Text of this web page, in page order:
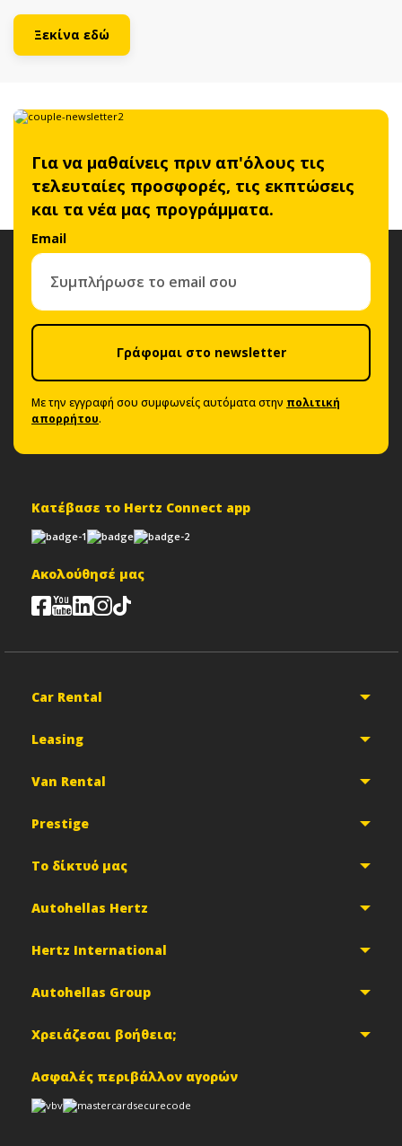
Ξεκίνα εδώ
Για να μαθαίνεις πριν απ'όλους τις
τελευταίες προσφορές, τις εκπτώσεις
και τα νέα μας προγράμματα.
Email
Γράφομαι στο newsletter
Με την εγγραφή σου συμφωνείς αυτόματα στην πολιτική
απορρήτου.
Κατέβασε το Hertz Connect app
Ακολούθησέ μας
Car Rental
Leasing
Van Rental
Prestige
Το δίκτυό μας
Autohellas Hertz
Hertz International
Autohellas Group
Χρειάζεσαι βοήθεια;
Ασφαλές περιβάλλον αγορών